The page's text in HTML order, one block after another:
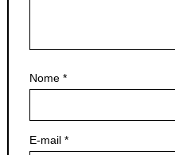
Nome *
E-mail *